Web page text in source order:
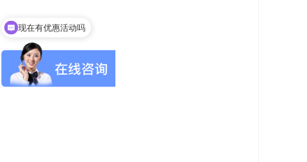
现在有优惠活动吗